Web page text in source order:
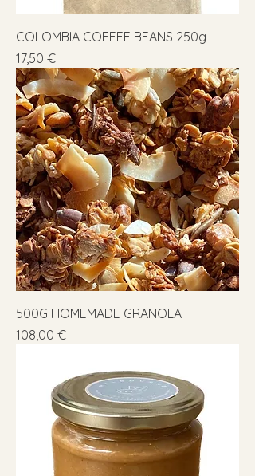
COLOMBIA COFFEE BEANS 250g
Precio
17,50 €
500G HOMEMADE GRANOLA
Precio
108,00 €